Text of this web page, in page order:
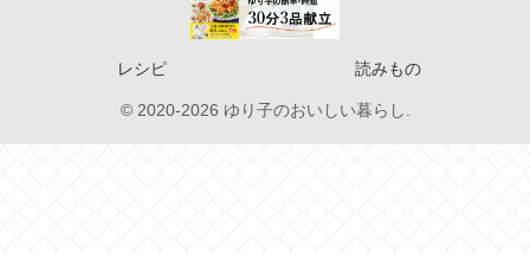
レシピ 読みもの
© 2020-2026 ゆり子のおいしい暮らし.